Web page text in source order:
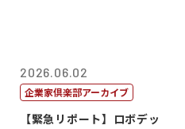
2026.06.02
企業家倶楽部アーカイブ
【緊急リポート】ロボデッ